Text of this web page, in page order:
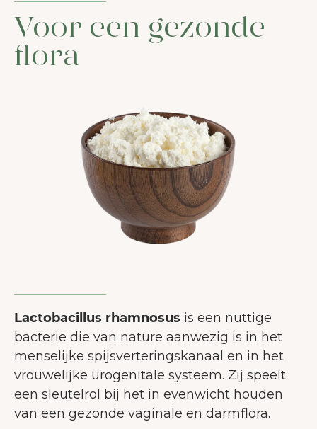
Voor een gezonde
flora
Lactobacillus rhamnosus is een nuttige
bacterie die van nature aanwezig is in het
menselijke spijsverteringskanaal en in het
vrouwelijke urogenitale systeem. Zij speelt
een sleutelrol bij het in evenwicht houden
van een gezonde vaginale en darmflora.